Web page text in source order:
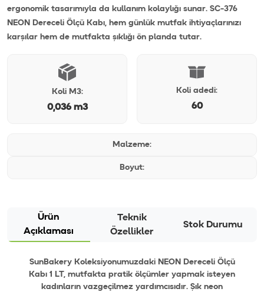
ergonomik tasarımıyla da kullanım kolaylığı sunar. SC-376
NEON Dereceli Ölçü Kabı, hem günlük mutfak ihtiyaçlarınızı
karşılar hem de mutfakta şıklığı ön planda tutar.
Koli M3:
0,036 m3
Koli adedi:
60
Malzeme:
Boyut:
Ürün
Açıklaması
Teknik
Özellikler
Stok Durumu
SunBakery Koleksiyonumuzdaki NEON Dereceli Ölçü
Kabı 1 LT, mutfakta pratik ölçümler yapmak isteyen
kadınların vazgeçilmez yardımcısıdır. Şık neon